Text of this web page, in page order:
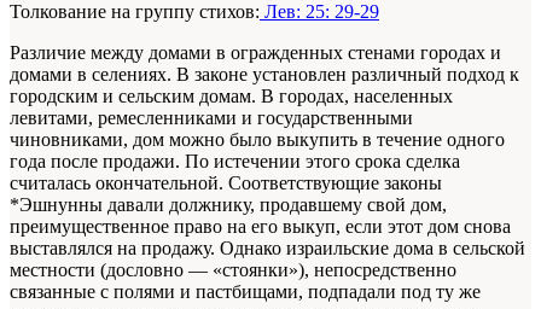
Толкование на группу стихов: Лев: 25: 29-29
Различие между домами в огражденных стенами городах и
домами в селениях. В законе установлен различный подход к
городским и сельским домам. В городах, населенных
левитами, ремесленниками и государственными
чиновниками, дом можно было выкупить в течение одного
года после продажи. По истечении этого срока сделка
считалась окончательной. Соответствующие законы
*Эшнунны давали должнику, продавшему свой дом,
преимущественное право на его выкуп, если этот дом снова
выставлялся на продажу. Однако израильские дома в сельской
местности (дословно — «стоянки»), непосредственно
связанные с полями и пастбищами, подпадали под ту же